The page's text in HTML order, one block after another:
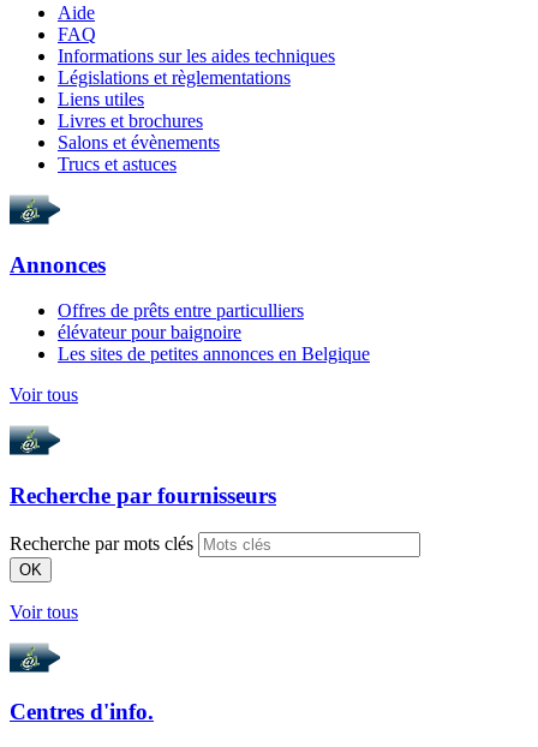
Aide
FAQ
Informations sur les aides techniques
Législations et règlementations
Liens utiles
Livres et brochures
Salons et évènements
Trucs et astuces
Annonces
Offres de prêts entre particulliers
élévateur pour baignoire
Les sites de petites annonces en Belgique
Voir tous
Recherche par fournisseurs
Recherche par mots clés
OK
Voir tous
Centres d'info.